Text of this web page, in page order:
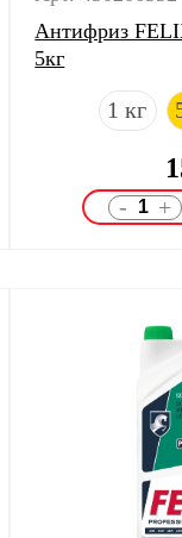
Антифриз
5кг
1 кг
- +